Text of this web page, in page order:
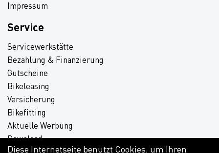
Impressum
Service
Servicewerkstätte
Bezahlung & Finanzierung
Gutscheine
Bikeleasing
Versicherung
Bikefitting
Aktuelle Werbung
Download
Diese Internetseite benutzt Cookies, um Ihren